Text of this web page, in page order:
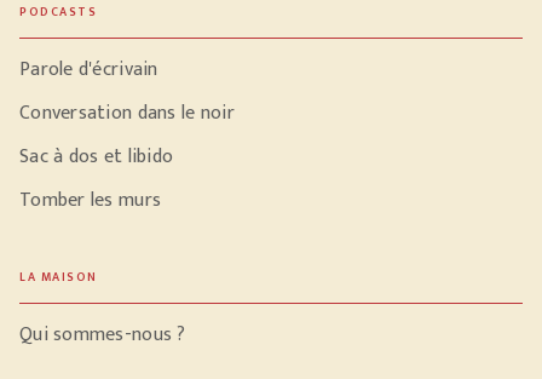
PODCASTS
Parole d'écrivain
Conversation dans le noir
Sac à dos et libido
Tomber les murs
LA MAISON
Qui sommes-nous ?